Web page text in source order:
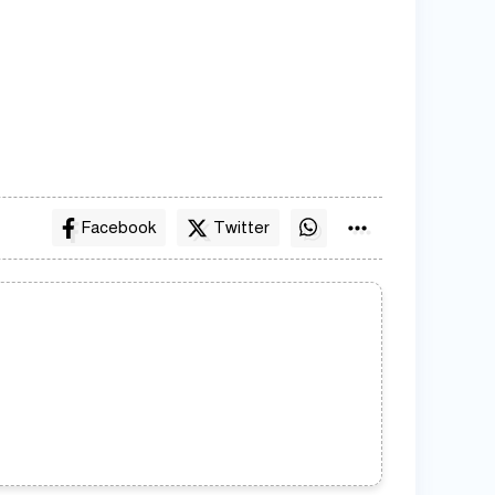
Facebook Twitter